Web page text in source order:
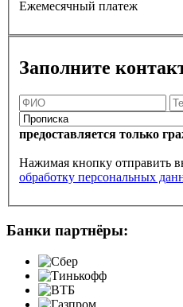
Ежемесячный платеж
Заполните
предоставляется только
Нажимая кнопку отправить
обработку персональных
Банки партнёры: